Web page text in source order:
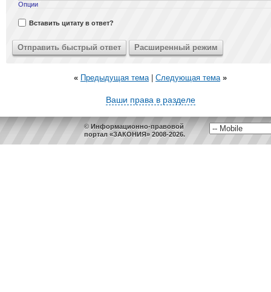
Опции
Вставить цитату в ответ?
« Предыдущая тема| Следующая тема »
Ваши права в разделе
© Информационно-правовой
портал «ЗАКОНИЯ» 2008-2026.